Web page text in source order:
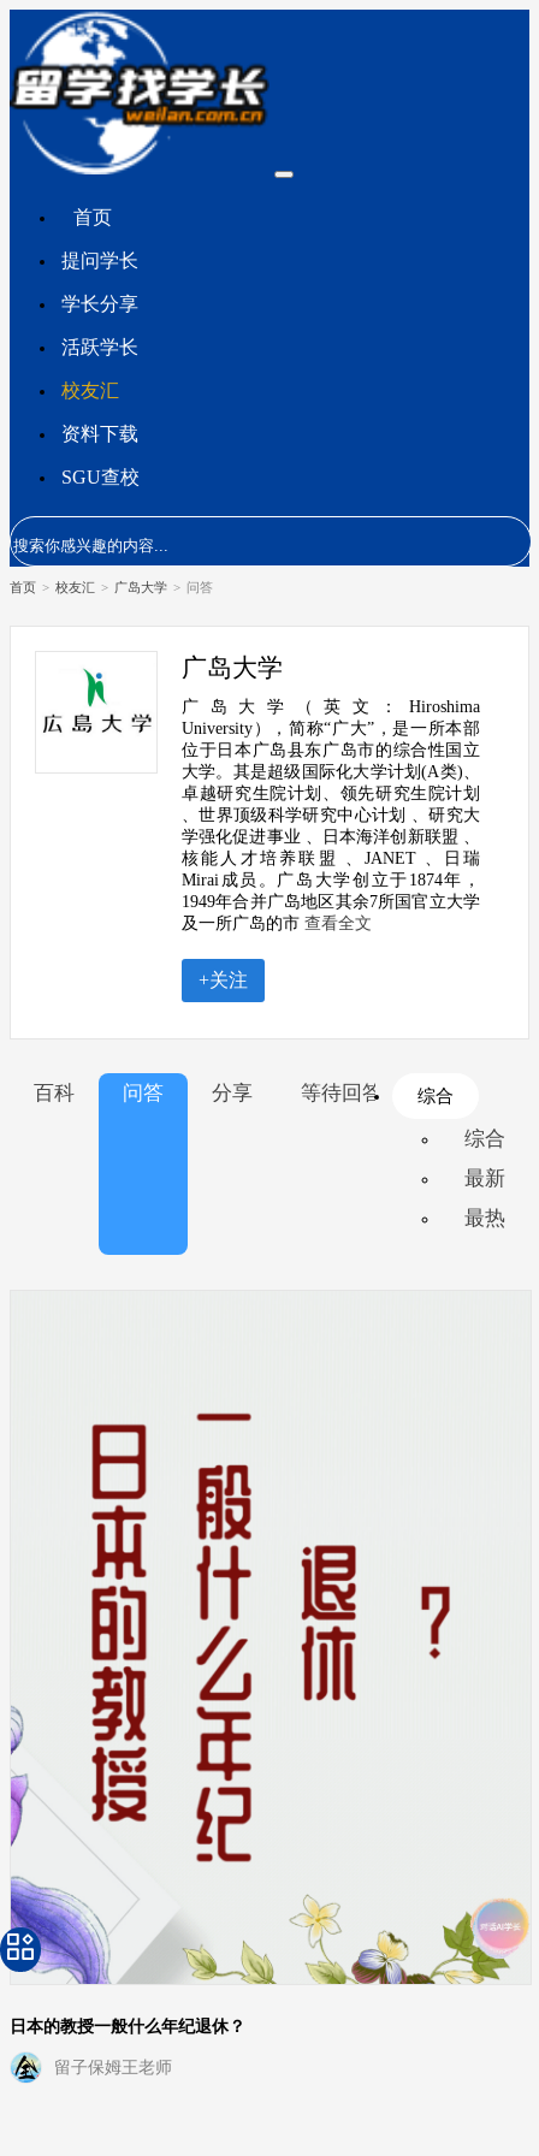
首页
提问学长
学长分享
活跃学长
校友汇
资料下载
SGU查校
首页 > 校友汇 > 广岛大学 > 问答
广岛大学
广岛大学（英文：Hiroshima
University），简称“广大”，是一所本部
位于日本广岛县东广岛市的综合性国立
大学。其是超级国际化大学计划(A类)、
卓越研究生院计划、领先研究生院计划
、世界顶级科学研究中心计划 、研究大
学强化促进事业 、日本海洋创新联盟 、
核能人才培养联盟 、JANET 、日瑞
Mirai成员。广岛大学创立于1874年，
1949年合并广岛地区其余7所国官立大学
及一所广岛的市 查看全文
+关注
百科 问答 分享 等待回答 优秀学长
综合
综合
最新
最热
日本的教授一般什么年纪退休？
留子保姆王老师